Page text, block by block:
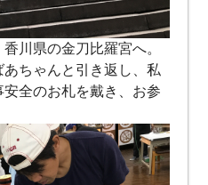
川県の金刀比羅宮へ。
ちゃんと引き返し、私
全のお札を戴き、お参